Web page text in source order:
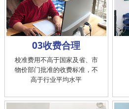
03收费合理
校准费用不高于国家及省、市
物价部门批准的收费标准，不
高于行业平均水平